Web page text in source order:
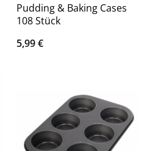
Pudding & Baking Cases
108 Stück
5,99€